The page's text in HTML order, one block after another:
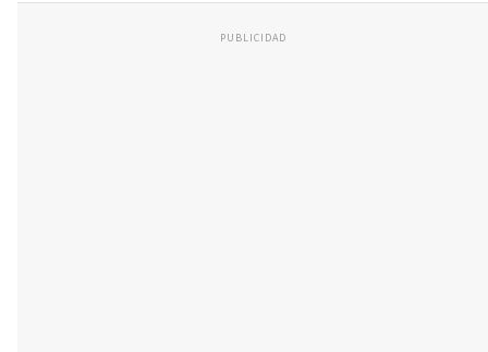
PUBLICIDAD